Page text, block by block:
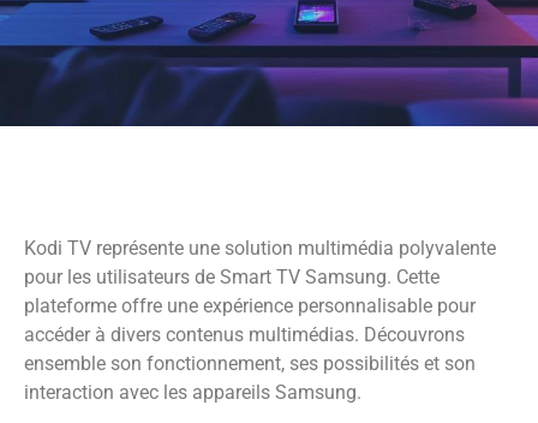
Kodi TV représente une solution multimédia polyvalente
pour les utilisateurs de Smart TV Samsung. Cette
plateforme offre une expérience personnalisable pour
accéder à divers contenus multimédias. Découvrons
ensemble son fonctionnement, ses possibilités et son
interaction avec les appareils Samsung.